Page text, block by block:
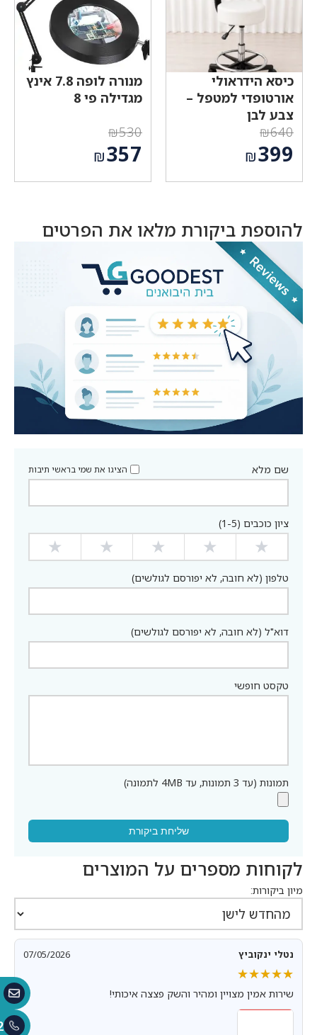
כיסא הידראולי
אורטופדי למטפל –
צבע לבן
₪640
המחיר
המקורי
היה:
₪399
₪399.
מנורה לופה 7.8 אינץ
מגדילה פי 8
₪530
המחיר
המקורי
היה:
₪357
₪357.
להוספת ביקורת מלאו את הפרטים
שם מלא הציגו את שמי בראשי תיבות
ציון כוכבים (1-5)
★
★
★
★
★
טלפון (לא חובה, לא יפורסם לגולשים)
דוא"ל (לא חובה, לא יפורסם לגולשים)
טקסט חופשי
תמונות (עד 3 תמונות, עד 4MB לתמונה)
שליחת ביקורת
לקוחות מספרים על המוצרים
מיון ביקורות:
נטלי ינקוביץ 07/05/2026
★★★★★
★★★★★
שירות אמין מצויין ומהיר והשק פצצה איכותי!